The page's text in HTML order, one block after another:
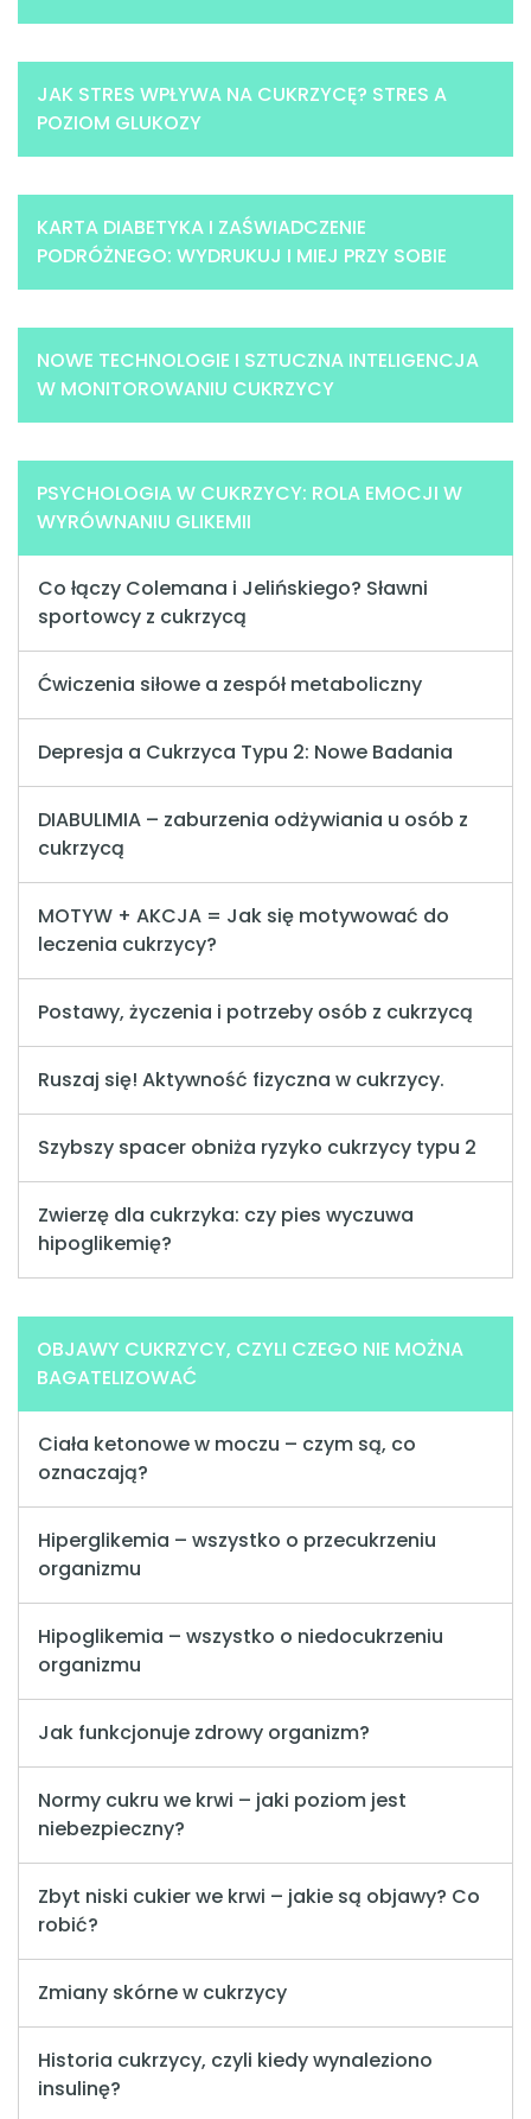
JAK STRES WPŁYWA NA CUKRZYCĘ? STRES A
POZIOM GLUKOZY
KARTA DIABETYKA I ZAŚWIADCZENIE
PODRÓŻNEGO: WYDRUKUJ I MIEJ PRZY SOBIE
NOWE TECHNOLOGIE I SZTUCZNA INTELIGENCJA
W MONITOROWANIU CUKRZYCY
PSYCHOLOGIA W CUKRZYCY: ROLA EMOCJI W
WYRÓWNANIU GLIKEMII
Co łączy Colemana i Jelińskiego? Sławni
sportowcy z cukrzycą
Ćwiczenia siłowe a zespół metaboliczny
Depresja a Cukrzyca Typu 2: Nowe Badania
DIABULIMIA – zaburzenia odżywiania u osób z
cukrzycą
MOTYW + AKCJA = Jak się motywować do
leczenia cukrzycy?
Postawy, życzenia i potrzeby osób z cukrzycą
Ruszaj się! Aktywność fizyczna w cukrzycy.
Szybszy spacer obniża ryzyko cukrzycy typu 2
Zwierzę dla cukrzyka: czy pies wyczuwa
hipoglikemię?
OBJAWY CUKRZYCY, CZYLI CZEGO NIE MOŻNA
BAGATELIZOWAĆ
Ciała ketonowe w moczu – czym są, co
oznaczają?
Hiperglikemia – wszystko o przecukrzeniu
organizmu
Hipoglikemia – wszystko o niedocukrzeniu
organizmu
Jak funkcjonuje zdrowy organizm?
Normy cukru we krwi – jaki poziom jest
niebezpieczny?
Zbyt niski cukier we krwi – jakie są objawy? Co
robić?
Zmiany skórne w cukrzycy
Historia cukrzycy, czyli kiedy wynaleziono
insulinę?